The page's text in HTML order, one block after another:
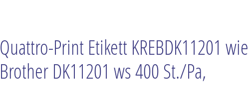
Quattro-Print Etikett KREBDK11201 wie
Brother DK11201 ws 400 St./Pa,